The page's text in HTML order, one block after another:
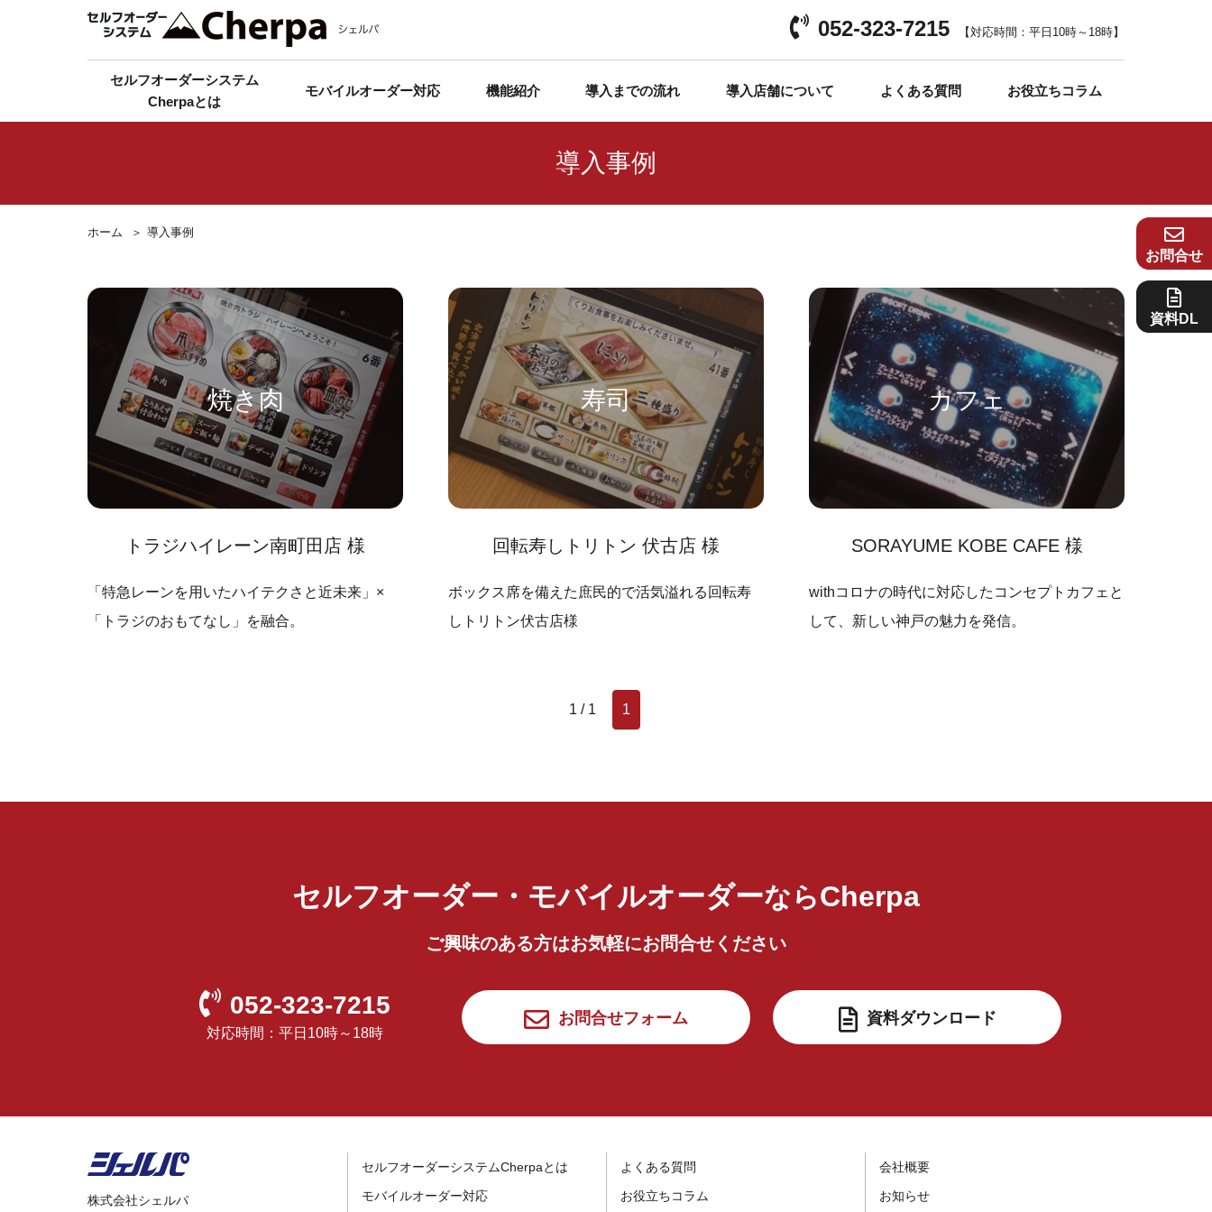
052-323-7215 【対応時間：平日10時～18時】
セルフオーダーシステム
Cherpaとは
モバイルオーダー対応 機能紹介 導入までの流れ 導入店舗について よくある質問 お役立ちコラム
導入事例
ホーム 導入事例
焼き肉
トラジハイレーン南町田店 様
「特急レーンを用いたハイテクさと近未来」×
「トラジのおもてなし」を融合。
寿司
回転寿しトリトン 伏古店 様
ボックス席を備えた庶民的で活気溢れる回転寿
しトリトン伏古店様
カフェ
SORAYUME KOBE CAFE 様
withコロナの時代に対応したコンセプトカフェと
して、新しい神戸の魅力を発信。
1 / 1 1
セルフオーダー・モバイルオーダーならCherpa
ご興味のある方はお気軽にお問合せください
052-323-7215
対応時間：平日10時～18時
お問合せフォーム 資料ダウンロード
株式会社シェルパ
セルフオーダーシステムCherpaとは
モバイルオーダー対応
よくある質問
お役立ちコラム
会社概要
お知らせ
お問合せ
資料DL